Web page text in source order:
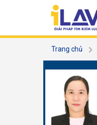
Trang chủ